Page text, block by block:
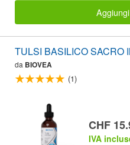
TULSI BASILICO SACRO
da BIOVEA
(1)
CHF
IVA